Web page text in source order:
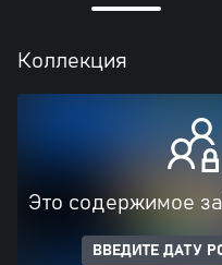
Коллекция
Это содержимое
ВВЕДИТЕ ДАТУ